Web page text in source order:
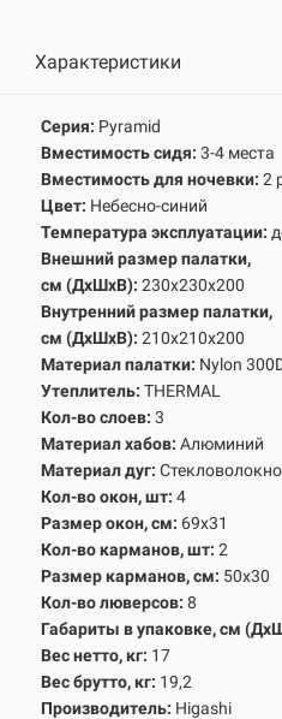
Характеристики
Серия: Pyramid
Вместимость сидя: 3-4 места
Вместимость для ночевки: 2
Цвет: Небесно-синий
Температура эксплуатации:
Внешний размер палатки,
см (ДхШхВ): 230х230х200
Внутренний размер палатки,
см (ДхШхВ): 210х210х200
Материал палатки: Nylon
Утеплитель: THERMAL
Кол-во слоев: 3
Материал хабов: Алюминий
Материал дуг: Стекловолокно
Кол-во окон, шт: 4
Размер окон, см: 69х31
Кол-во карманов, шт: 2
Размер карманов, см: 50х30
Кол-во люверсов: 8
Габариты в упаковке, см
Вес нетто, кг: 17
Вес брутто, кг: 19,2
Производитель: Higashi